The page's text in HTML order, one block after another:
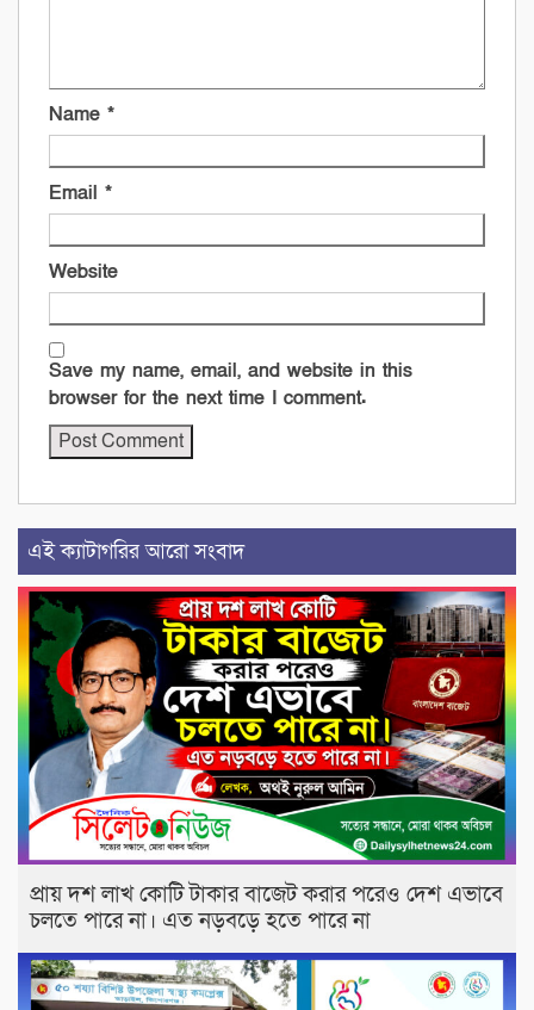
Name *
Email *
Website
Save my name, email, and website in this
browser for the next time I comment.
এই ক্যাটাগরির আরো সংবাদ
প্রায় দশ লাখ কোটি টাকার বাজেট করার পরেও দেশ এভাবে
চলতে পারে না। এত নড়বড়ে হতে পারে না